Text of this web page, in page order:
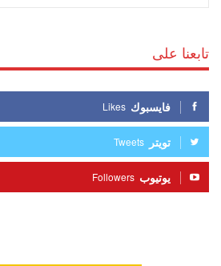
تابعنا على
فايسبوك Likes
تويتر Tweets
يوتيوب Followers